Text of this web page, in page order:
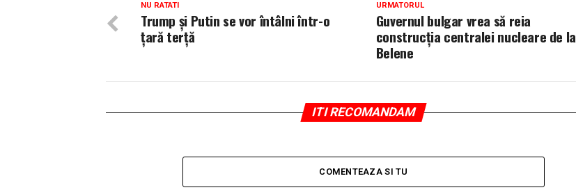
URMATORUL
Guvernul bulgar vrea să reia
construcţia centralei nucleare de la
Belene
NU RATATI
Trump și Putin se vor întâlni într-o
țară terță
ITI RECOMANDAM
COMENTEAZA SI TU